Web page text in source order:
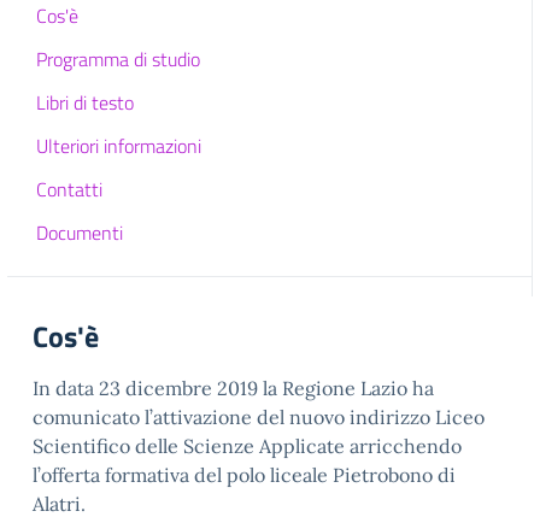
Cos'è
Programma di studio
Libri di testo
Ulteriori informazioni
Contatti
Documenti
Cos'è
In data 23 dicembre 2019 la Regione Lazio ha
comunicato l’attivazione del nuovo indirizzo Liceo
Scientifico delle Scienze Applicate arricchendo
l’offerta formativa del polo liceale Pietrobono di
Alatri.